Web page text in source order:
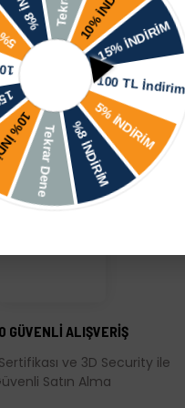
Yorumlar
GÜVENLİ ALIŞVERİŞ
ve 3D Security ile
Satın Alma